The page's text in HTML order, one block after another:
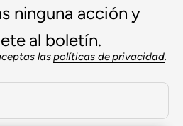
ninguna acción y
al boletín.
laspolíticas de privacidad.